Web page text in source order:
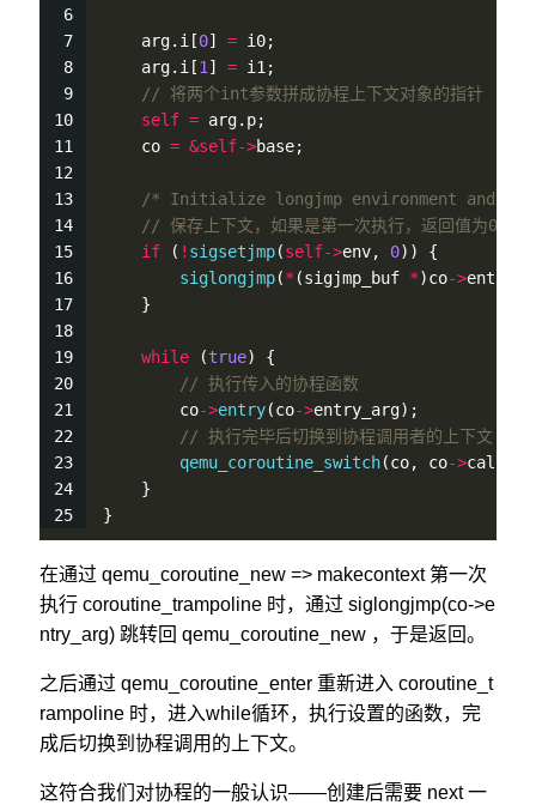
    arg.i[
0] = i0;
    arg.i[
1] = i1;
// 将两个int参数拼成协程上下文对象的指针
self = arg.p;
    co
= &self->base;
/* Initialize longjmp environment and
// 保存上下文，如果是第一次执行，返回值为0，
if ( ! sigsetjmp(self->env, 0)) {
siglongjmp(* (sigjmp_buf *)co->
    }
while (true) {
// 执行传入的协程函数
        co
->entry(co->entry_arg);
// 执行完毕后切换到协程调用者的上下文
qemu_coroutine_switch(co, co->caller,
    }
}
在通过 qemu_coroutine_new => makecontext 第一次
执行 coroutine_trampoline 时，通过 siglongjmp(co->e
ntry_arg) 跳转回 qemu_coroutine_new ，于是返回。
之后通过 qemu_coroutine_enter 重新进入 coroutine_t
rampoline 时，进入while循环，执行设置的函数，完
成后切换到协程调用的上下文。
这符合我们对协程的一般认识——创建后需要 next 一